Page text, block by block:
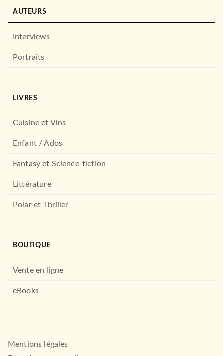
AUTEURS
Interviews
Portraits
LIVRES
Cuisine et Vins
Enfant / Ados
Fantasy et Science-fiction
Littérature
Polar et Thriller
BOUTIQUE
Vente en ligne
eBooks
Mentions légales